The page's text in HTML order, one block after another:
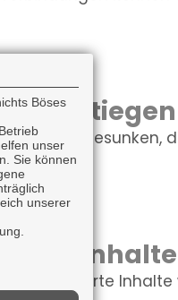
gestiegen
ist zwar gesunken,
Inhalte
KI-generierte Inhalte
Böses
unser
Sie können
unserer